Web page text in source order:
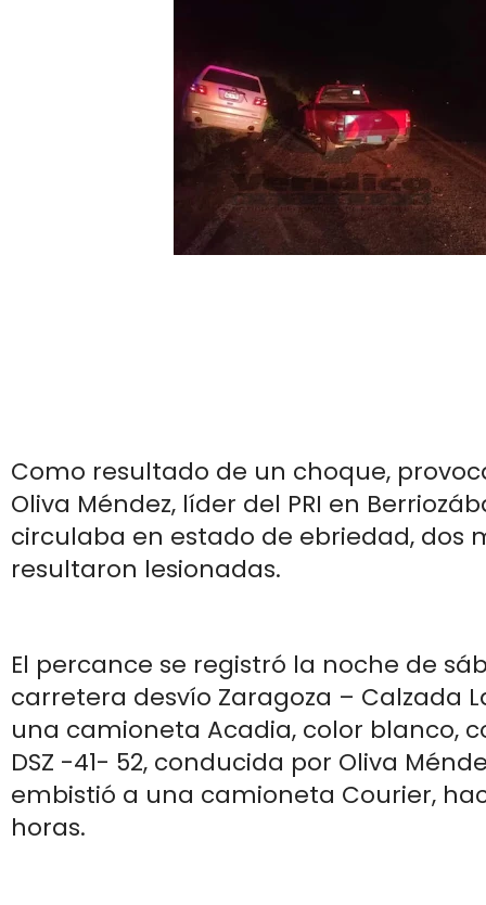
Como resultado de un choque,
Oliva Méndez, líder del PRI en
circulaba en estado de ebriedad, dos
resultaron lesionadas.
El percance se registró la noche de
carretera desvío Zaragoza – Calzada
una camioneta Acadia, color blanco,
DSZ -41- 52, conducida por Oliva
embistió a una camioneta Courier,
horas.